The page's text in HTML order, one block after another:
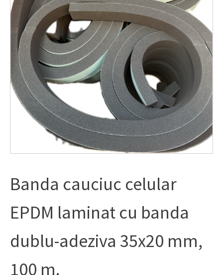
Banda cauciuc celular
EPDM laminat cu banda
dublu-adeziva 35x20 mm,
100 m.